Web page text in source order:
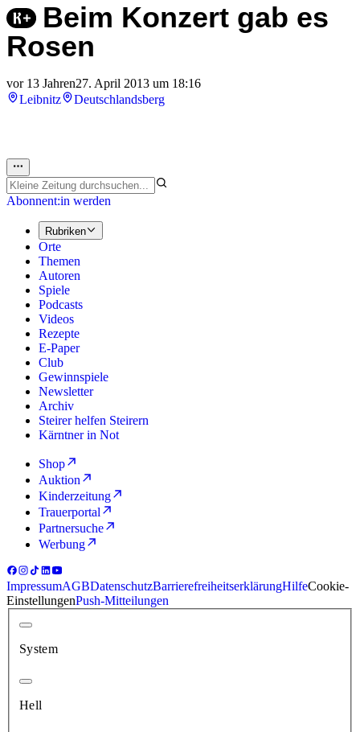
Beim Konzert gab es
Rosen
vor 13 Jahren27. April 2013 um 18:16
Leibnitz
Deutschlandsberg
Abonnent:in werden
Rubriken
Orte
Themen
Autoren
Spiele
Podcasts
Videos
Rezepte
E-Paper
Club
Gewinnspiele
Newsletter
Archiv
Steirer helfen Steirern
Kärntner in Not
Shop
Auktion
Kinderzeitung
Trauerportal
Partnersuche
Werbung
ImpressumAGBDatenschutzBarrierefreiheitserklärungHilfeCookie-
EinstellungenPush-Mitteilungen
System
Hell